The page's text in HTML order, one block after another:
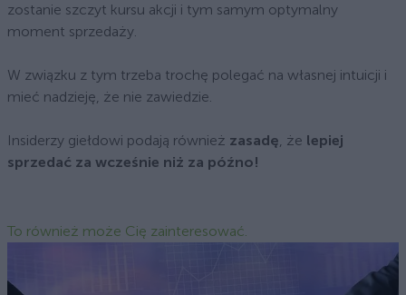
zostanie szczyt kursu akcji i tym samym optymalny
moment sprzedaży.
W związku z tym trzeba trochę polegać na własnej intuicji i
mieć nadzieję, że nie zawiedzie.
Insiderzy giełdowi podają również zasadę, że lepiej
sprzedać za wcześnie niż za późno!
To również może Cię zainteresować.